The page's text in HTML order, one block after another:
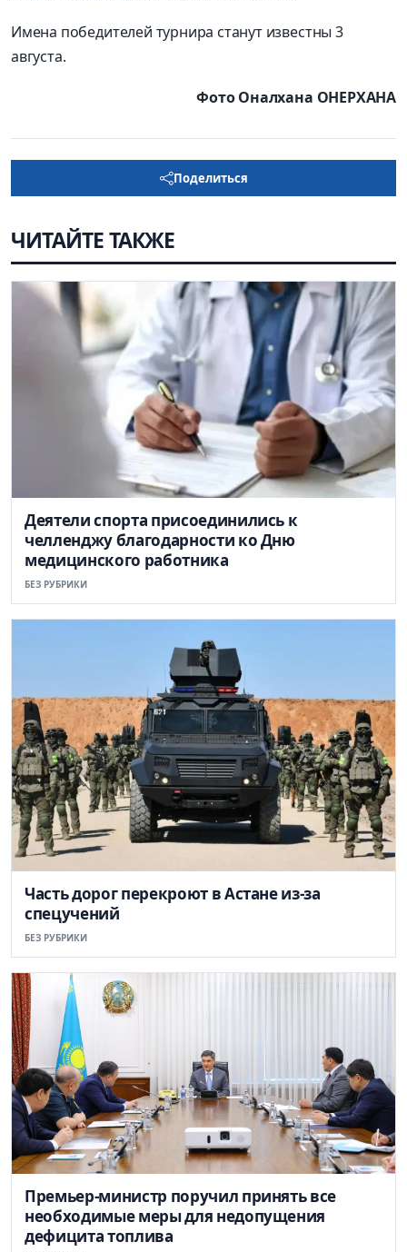
Имена победителей турнира станут известны 3
августа.
Фото Оналхана ОНЕРХАНА
Поделиться
ЧИТАЙТЕ ТАКЖЕ
Деятели спорта присоединились к
челленджу благодарности ко Дню
медицинского работника
БЕЗ РУБРИКИ
Часть дорог перекроют в Астане из-за
спецучений
БЕЗ РУБРИКИ
Премьер-министр поручил принять все
необходимые меры для недопущения
дефицита топлива